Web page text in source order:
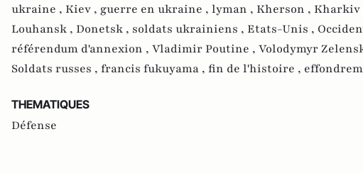
ukraine , Kiev , guerre en ukraine , lyman , Kherson , Kharkiv
Louhansk , Donetsk , soldats ukrainiens , Etats-Unis ,
référendum d'annexion , Vladimir Poutine , Volodymyr
Soldats russes , francis fukuyama , fin de l'histoire ,
THEMATIQUES
Défense